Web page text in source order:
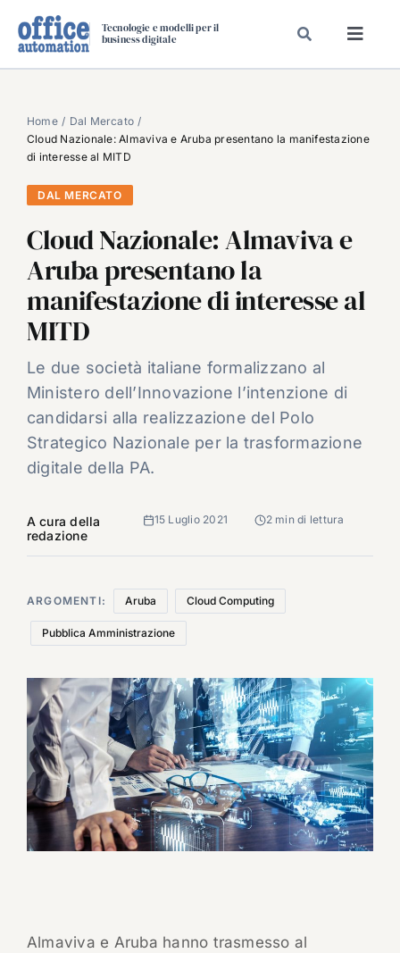
Tecnologie e modelli per il
business digitale
SPECIAL PAPER
TAVOLE ROTONDE DI REDAZIONE
DAL MERCATO
VIDEO
EVENTI
CHI SIAMO
Home
Dal Mercato
Cloud Nazionale: Almaviva e Aruba presentano la manifestazione
di interesse al MITD
DAL MERCATO
Cloud Nazionale: Almaviva e
Aruba presentano la
manifestazione di interesse al
MITD
Le due società italiane formalizzano al
Ministero dell’Innovazione l’intenzione di
candidarsi alla realizzazione del Polo
Strategico Nazionale per la trasformazione
digitale della PA.
A cura della
redazione
15 Luglio 2021 2 min di lettura
ARGOMENTI: Aruba Cloud Computing
Pubblica Amministrazione
Almaviva e Aruba hanno trasmesso al